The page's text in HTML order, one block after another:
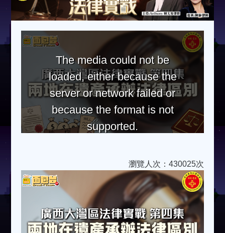
The media could not be
loaded, either because the
server or network failed or
because the format is not
supported.
瀏覽人次：430025次